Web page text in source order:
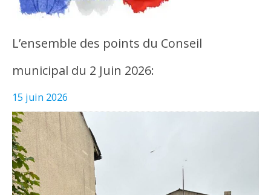
L’ensemble des points du Conseil
municipal du 2 Juin 2026:
15 juin 2026